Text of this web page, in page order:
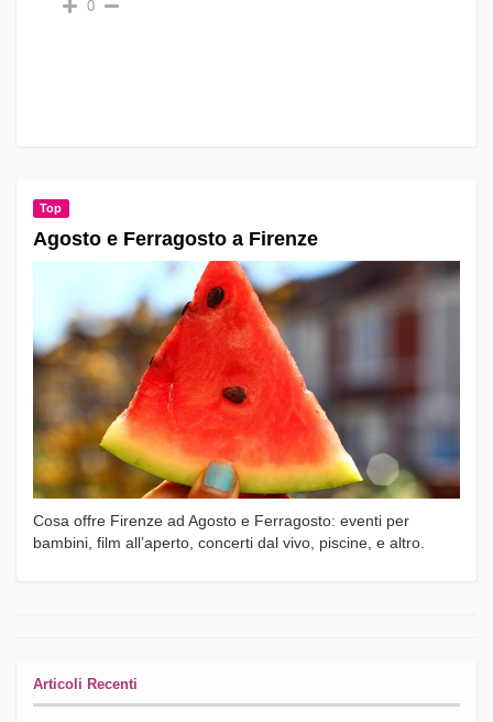
0
Top
Agosto e Ferragosto a Firenze
Cosa offre Firenze ad Agosto e Ferragosto: eventi per
bambini, film all’aperto, concerti dal vivo, piscine, e altro.
Articoli Recenti